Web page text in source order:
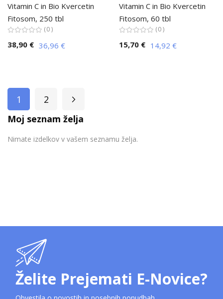
Vitamin C in Bio Kvercetin
Fitosom, 250 tbl
0
38,90 € 36,96 €
Vitamin C in Bio Kvercetin
Fitosom, 60 tbl
0
15,70 € 14,92 €
Stran
Trenutno berete stran
1 Stran
2 Stran
Naslednja
Moj seznam želja
Nimate izdelkov v vašem seznamu želja.
Želite Prejemati E-Novice?